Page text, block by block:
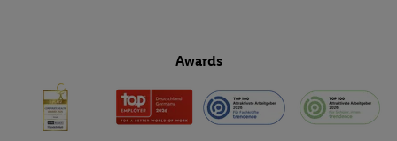
Awards